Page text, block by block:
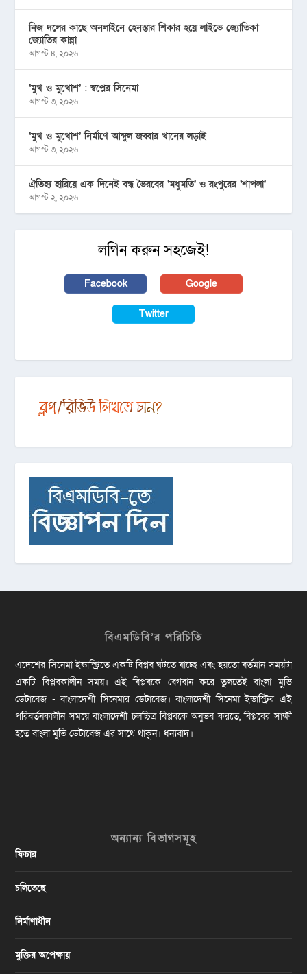
নিজ দলের কাছে অনলাইনে হেনস্তার শিকার হয়ে লাইভে জ্যোতিকা
জ্যোতির কান্না
আগস্ট ৪, ২০২৬
‘মুখ ও মু্খোশ’ : স্বপ্নের সিনেমা
আগস্ট ৩, ২০২৬
‘মুখ ও মুখোশ’ নির্মাণে আব্দুল জব্বার খানের লড়াই
আগস্ট ৩, ২০২৬
ঐতিহ্য হারিয়ে এক দিনেই বন্ধ ভৈরবের ‘মধুমতি’ ও রংপুরের ‘শাপলা’
আগস্ট ২, ২০২৬
লগিন করুন সহজেই!
Facebook Google
Twitter
বিএমডিবি’র পরিচিতি
এদেশের সিনেমা ইন্ডাস্ট্রিতে একটি বিপ্লব ঘটতে যাচ্ছে এবং হয়তো বর্তমান সময়টা
একটি বিপ্লবকালীন সময়। এই বিপ্লবকে বেগবান করে তুলতেই বাংলা মুভি
ডেটাবেজ - বাংলাদেশী সিনেমার ডেটাবেজ। বাংলাদেশী সিনেমা ইন্ডাস্ট্রির এই
পরিবর্তনকালীন সময়ে বাংলাদেশী চলচ্চিত্র বিপ্লবকে অনুভব করতে, বিপ্লবের সাক্ষী
হতে বাংলা মুভি ডেটাবেজ এর সাথে থাকুন। ধন্যবাদ।
অন্যান্য বিভাগসমূহ
ফিচার
চলিতেছে
নির্মাণাধীন
মুক্তির অপেক্ষায়